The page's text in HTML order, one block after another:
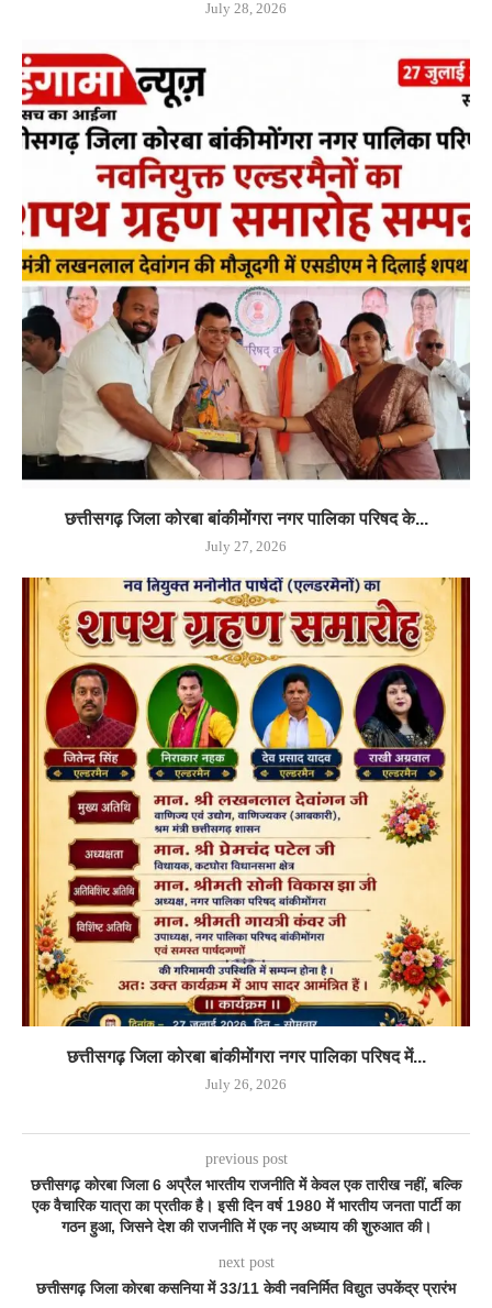
July 28, 2026
छत्तीसगढ़ जिला कोरबा बांकीमोंगरा नगर पालिका परिषद के...
July 27, 2026
छत्तीसगढ़ जिला कोरबा बांकीमोंगरा नगर पालिका परिषद में...
July 26, 2026
previous post
छत्तीसगढ़ कोरबा जिला 6 अप्रैल भारतीय राजनीति में केवल एक तारीख नहीं, बल्कि
एक वैचारिक यात्रा का प्रतीक है। इसी दिन वर्ष 1980 में भारतीय जनता पार्टी का
गठन हुआ, जिसने देश की राजनीति में एक नए अध्याय की शुरुआत की।
next post
छत्तीसगढ़ जिला कोरबा कसनिया में 33/11 केवी नवनिर्मित विद्युत उपकेंद्र प्रारंभ